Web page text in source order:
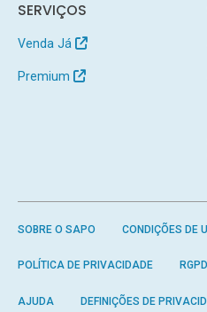
SERVIÇOS
Venda Já
Premium
SOBRE O SAPO CONDIÇÕES DE
POLÍTICA DE PRIVACIDADE RGPD
AJUDA DEFINIÇÕES DE